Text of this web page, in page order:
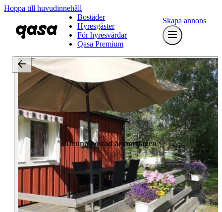
Hoppa till huvudinnehåll
Bostäder
Hyresgäster
För hyresvärdar
Qasa Premium
Skapa annons
Denna bostad är borttagen